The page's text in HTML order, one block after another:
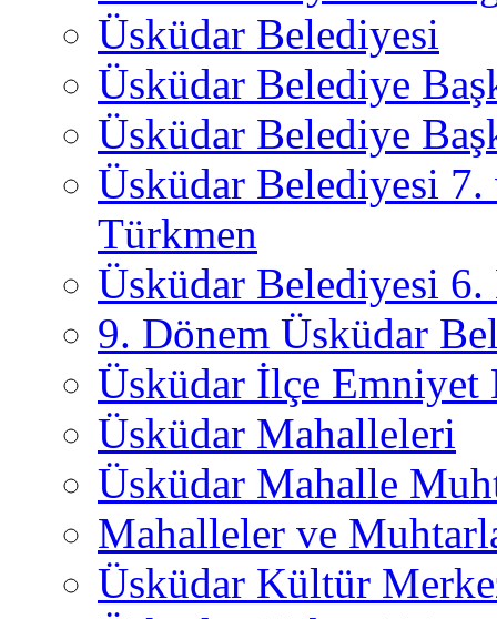
Üsküdar Belediyesi
Üsküdar Belediye
Üsküdar Belediye
Üsküdar Belediyesi
Türkmen
Üsküdar Belediyesi 6.
9. Dönem Üsküdar
Üsküdar İlçe
Üsküdar Mahalleleri
Üsküdar Mahalle
Mahalleler ve
Üsküdar Kültür